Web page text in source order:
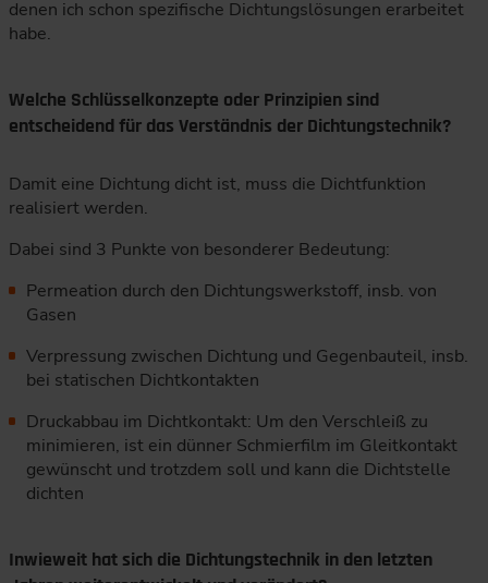
denen ich schon spezifische Dichtungslösungen erarbeitet
habe.
Welche Schlüsselkonzepte oder Prinzipien sind
entscheidend für das Verständnis der Dichtungstechnik?
Damit eine Dichtung dicht ist, muss die Dichtfunktion
realisiert werden.
Dabei sind 3 Punkte von besonderer Bedeutung:
Permeation durch den Dichtungswerkstoff, insb. von
Gasen
Verpressung zwischen Dichtung und Gegenbauteil, insb.
bei statischen Dichtkontakten
Druckabbau im Dichtkontakt: Um den Verschleiß zu
minimieren, ist ein dünner Schmierfilm im Gleitkontakt
gewünscht und trotzdem soll und kann die Dichtstelle
dichten
Inwieweit hat sich die Dichtungstechnik in den letzten